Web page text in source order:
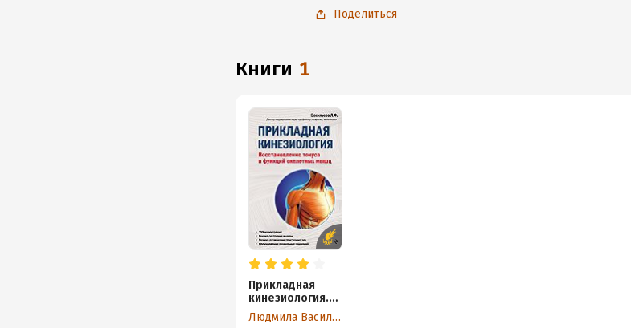
Поделиться
книги 1
Прикладная
кинезиология.
Восстановление
тонуса и
Людмила Васильева